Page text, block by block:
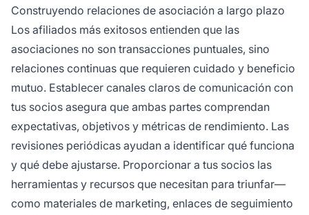
Construyendo relaciones de asociación a largo plazo
Los afiliados más exitosos entienden que las
asociaciones no son transacciones puntuales, sino
relaciones continuas que requieren cuidado y beneficio
mutuo. Establecer canales claros de comunicación con
tus socios asegura que ambas partes comprendan
expectativas, objetivos y métricas de rendimiento. Las
revisiones periódicas ayudan a identificar qué funciona
y qué debe ajustarse. Proporcionar a tus socios las
herramientas y recursos que necesitan para triunfar—
como materiales de marketing, enlaces de seguimiento